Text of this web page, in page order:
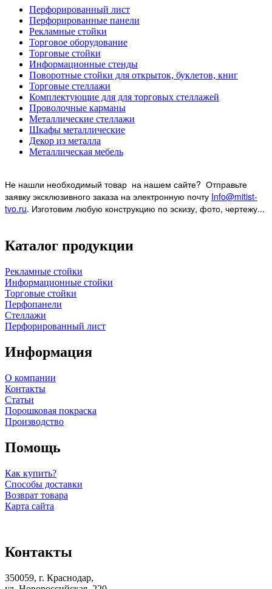
Перфорированный лист
Перфорированные панели
Рекламные стойки
Торговое оборудование
Торговые стойки
Информационные стенды
Поворотные стойки для открыток, буклетов, книг
Торговые стеллажи
Комплектующие для для торговых стеллажей
Проволочные карманы
Металлические стеллажи
Шкафы металлические
Декор из металла
Металлическая мебель
Не нашли необходимый товар на нашем сайте? Отправьте
заявку эксклюзивного заказа на электронную почту Info@mitist-
tvo.ru. Изготовим любую конструкцию по эскизу, фото, чертежу...
Каталог продукции
Рекламные стойки
Информационные стойки
Торговые стойки
Перфопанели
Стеллажи
Перфорированный лист
Информация
О компании
Контакты
Статьи
Порошковая покраска
Производство
Помощь
Как купить?
Способы доставки
Возврат товара
Карта сайта
Контакты
350059, г. Краснодар,